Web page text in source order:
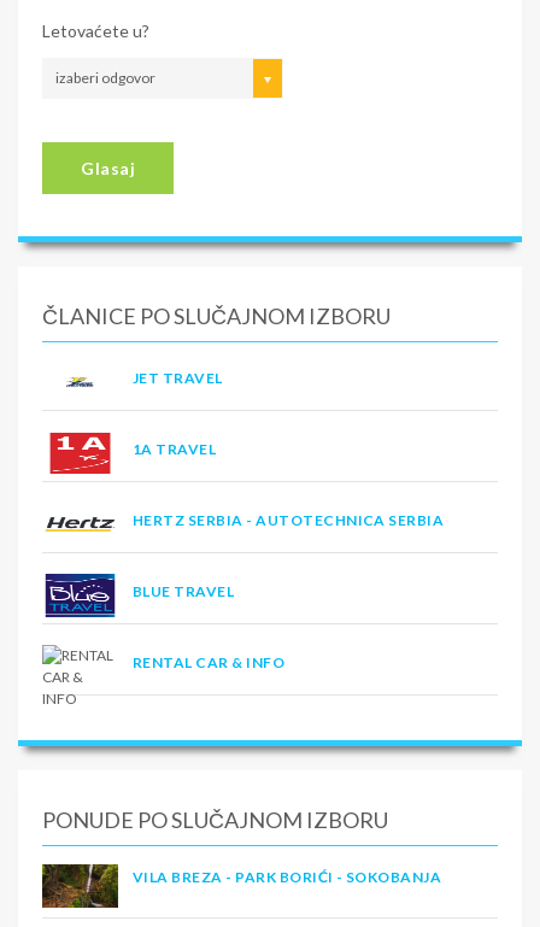
Letovaćete u?
izaberi odgovor
Glasaj
ČLANICE PO SLUČAJNOM IZBORU
JET TRAVEL
1A TRAVEL
HERTZ SERBIA - AUTOTECHNICA SERBIA
BLUE TRAVEL
RENTAL CAR & INFO
PONUDE PO SLUČAJNOM IZBORU
VILA BREZA - PARK BORIĆI - SOKOBANJA